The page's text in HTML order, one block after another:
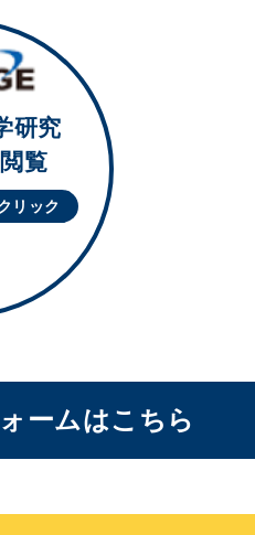
研究
覧
リック
ームはこちら